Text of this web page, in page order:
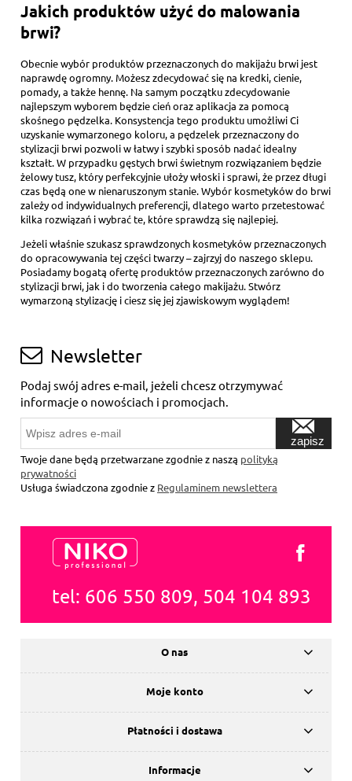
Jakich produktów użyć do malowania
brwi?
Obecnie wybór produktów przeznaczonych do makijażu brwi jest
naprawdę ogromny. Możesz zdecydować się na kredki, cienie,
pomady, a także hennę. Na samym początku zdecydowanie
najlepszym wyborem będzie cień oraz aplikacja za pomocą
skośnego pędzelka. Konsystencja tego produktu umożliwi Ci
uzyskanie wymarzonego koloru, a pędzelek przeznaczony do
stylizacji brwi pozwoli w łatwy i szybki sposób nadać idealny
kształt. W przypadku gęstych brwi świetnym rozwiązaniem będzie
żelowy tusz, który perfekcyjnie ułoży włoski i sprawi, że przez długi
czas będą one w nienaruszonym stanie. Wybór kosmetyków do brwi
zależy od indywidualnych preferencji, dlatego warto przetestować
kilka rozwiązań i wybrać te, które sprawdzą się najlepiej.
Jeżeli właśnie szukasz sprawdzonych kosmetyków przeznaczonych
do opracowywania tej części twarzy – zajrzyj do naszego sklepu.
Posiadamy bogatą ofertę produktów przeznaczonych zarówno do
stylizacji brwi, jak i do tworzenia całego makijażu. Stwórz
wymarzoną stylizację i ciesz się jej zjawiskowym wyglądem!
Newsletter
Podaj swój adres e-mail, jeżeli chcesz otrzymywać
informacje o nowościach i promocjach.
zapisz
Twoje dane będą przetwarzane zgodnie z naszą polityką
prywatności
Usługa świadczona zgodnie z Regulaminem newslettera
tel: 606 550 809, 504 104 893
O nas
Moje konto
Płatności i dostawa
Informacje